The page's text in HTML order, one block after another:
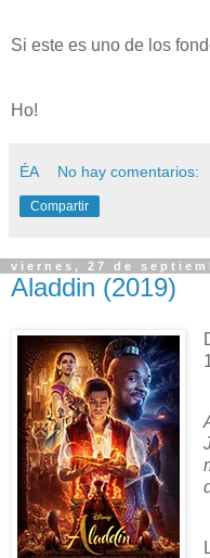
Si este es uno de los
Ho!
ÉA No hay comentarios:
Compartir
viernes, 27 de
Aladdin (2019)